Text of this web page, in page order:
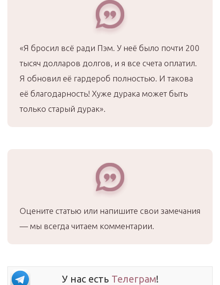
«Я бросил всё ради Пэм. У неё было почти 200
тысяч долларов долгов, и я все счета оплатил.
Я обновил её гардероб полностью. И такова
её благодарность! Хуже дурака может быть
только старый дурак».
Оцените статью или напишите свои замечания
— мы всегда читаем комментарии.
У нас есть Телеграм!